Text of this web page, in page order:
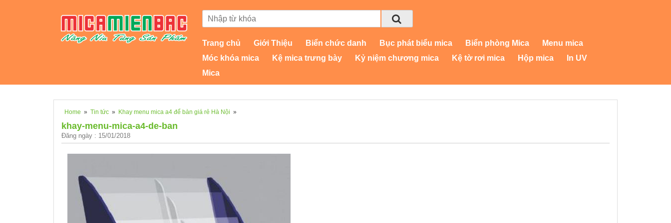
Trang chủ Giới Thiệu Biển chức danh Bục phát biểu mica Biển phòng Mica
Menu mica
Móc khóa mica
Kệ mica trưng bày Kỷ niệm chương mica Kệ tờ rơi mica Hộp mica
In UV
Mica
Home » Tin tức » Khay menu mica a4 để bàn giá rẻ Hà Nội »
khay-menu-mica-a4-de-ban
Đăng ngày : 15/01/2018